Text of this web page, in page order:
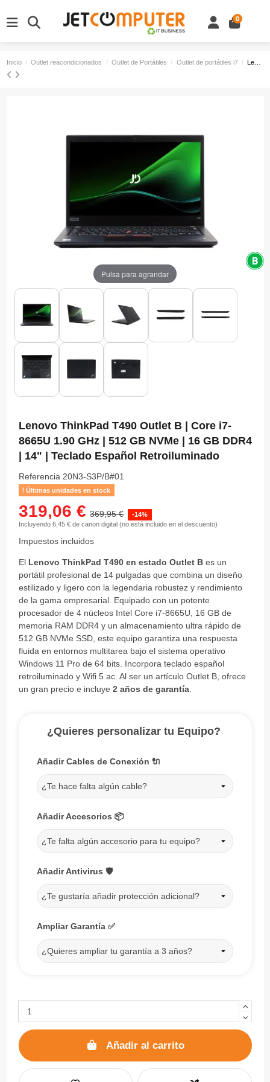
0
Inicio Outlet reacondicionados Outlet de Portátiles Outlet de portátiles i7 Lenovo ThinkPad T490 Outlet B | Core i7-8665U 1.90 GHz | 512 GB NVMe | 16 GB DDR4 | 14" | Teclado Español Retroiluminado
Pulsa para agrandar
Lenovo ThinkPad T490 Outlet B | Core i7-
8665U 1.90 GHz | 512 GB NVMe | 16 GB DDR4
| 14" | Teclado Español Retroiluminado
Referencia 20N3-S3P/B#01
Últimas unidades en stock
319,06 € 369,95 €
-14%
Incluyendo 6,45 € de canon digital (no está incluido en el descuento)
Impuestos incluidos
El Lenovo ThinkPad T490 en estado Outlet Bes un
portátil profesional de 14 pulgadas que combina un diseño
estilizado y ligero con la legendaria robustez y rendimiento
de la gama empresarial. Equipado con un potente
procesador de 4 núcleos Intel Core i7-8665U, 16 GB de
memoria RAM DDR4 y un almacenamiento ultra rápido de
512 GB NVMe SSD, este equipo garantiza una respuesta
fluida en entornos multitarea bajo el sistema operativo
Windows 11 Pro de 64 bits. Incorpora teclado español
retroiluminado y Wifi 5 ac. Al ser un artículo Outlet B, ofrece
un gran precio e incluye 2 años de garantía.
¿Quieres personalizar tu Equipo?
Añadir Cables de Conexión 🔌
¿Te hace falta algún cable?
Añadir Accesorios 📦
¿Te falta algún accesorio para tu equipo?
Añadir Antivirus 🛡️
¿Te gustaría añadir protección adicional?
Ampliar Garantía ✅
¿Quieres ampliar tu garantía a 3 años?
Añadir al carrito